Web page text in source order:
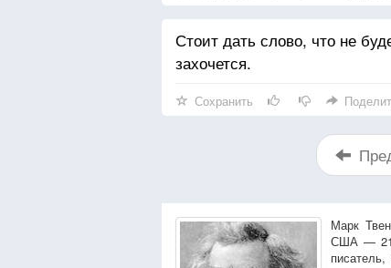
Стоит дать слово, что не
захочется.
Сохранить
Марк
США — 21